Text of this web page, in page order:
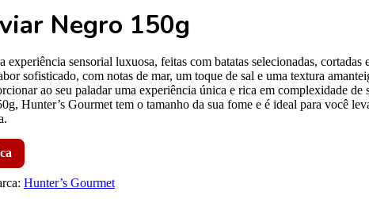
Negro 150g
experiência sensorial luxuosa, feitas com batatas selecionadas,
sofisticado, com notas de mar, um toque de sal e uma textura
ao seu paladar uma experiência única e rica em complexidade de
Hunter’s Gourmet tem o tamanho da sua fome e é ideal para você
Hunter’s Gourmet